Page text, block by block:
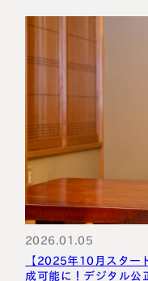
はじめての方へ
ご相談の流れ
選ばれる理由
よくある質問
相続を学ぶ
相続が発生した方
相続税申告につい
料金表
相続に備えたい方
相続税試算につ
2026.01.05
【2025年10月スター
成可能に！デジタル公